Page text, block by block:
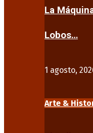
La
Lobos…
1 agosto,
Arte &